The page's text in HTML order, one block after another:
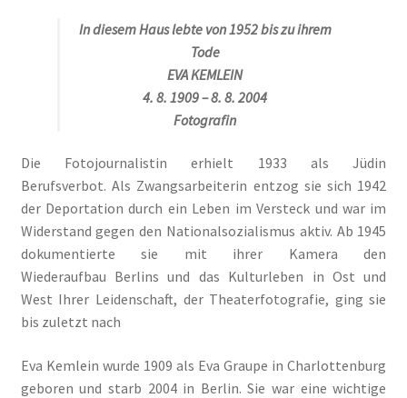
In diesem Haus lebte von 1952 bis zu ihrem
Tode
EVAKEMLEIN
4. 8. 1909 – 8. 8. 2004
Fotografin
Die Fotojournalistin erhielt 1933 als Jüdin
Berufsverbot. Als Zwangsarbeiterin entzog sie sich 1942
der Deportation durch ein Leben im Versteck und war im
Widerstand gegen den Nationalsozialismus aktiv. Ab 1945
dokumentierte sie mit ihrer Kamera den
Wiederaufbau Berlins und das Kulturleben in Ost und
West Ihrer Leidenschaft, der Theaterfotografie, ging sie
bis zuletzt nach
Eva Kemlein wurde 1909 als Eva Graupe in Charlottenburg
geboren und starb 2004 in Berlin. Sie war eine wichtige